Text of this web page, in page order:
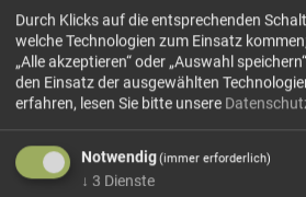
Ganze Form(min.600-700g) oder
350g)
🌿 Sanft gewürzt, mild im Genuss
🗺 Herkunft
im Hochpustertal bei Toblach
naturreiner Heumilch g.t.S. gefertigt.
Durch Klicks auf die entsprechenden
welche Technologien zum Einsatz
„Alle akzeptieren“ oder „Auswahl
den Einsatz der ausgewählten
erfahren, lesen Sie bitte unsere
Notwendig(immer erforderlich)
↓ 3 Dienste